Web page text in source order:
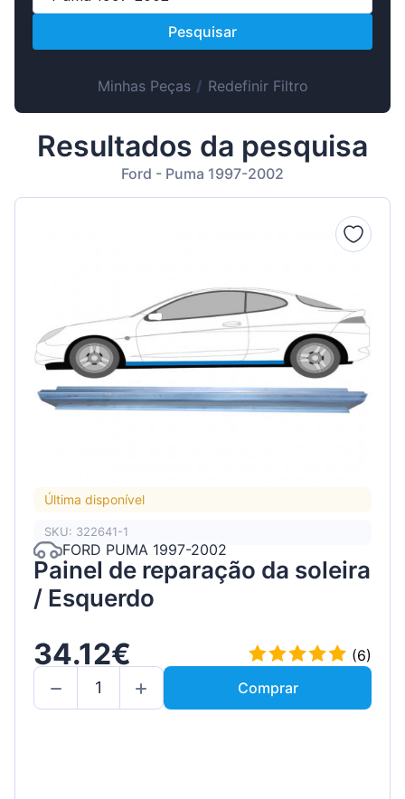
Magyar
Hrvatski
Latvian
Pesquisar
Minhas Peças/ Redefinir Filtro
Resultados da pesquisa
Ford - Puma 1997-2002
Última disponível
SKU: 322641-1
FORD PUMA 1997-2002
Painel de reparação da soleira
/ Esquerdo
34.12€
(6)
Comprar